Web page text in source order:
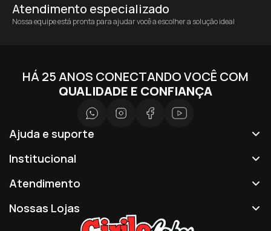
Atendimento especializado
Nossa equipe está pronta para ajudar você a escolher a solução ideal
HÁ 25 ANOS CONECTANDO VOCÊ COM
QUALIDADE E CONFIANÇA
Ajuda e suporte
Institucional
Atendimento
Nossas Lojas